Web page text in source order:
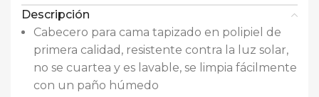
Descripción
Cabecero para cama tapizado en polipiel de
primera calidad, resistente contra la luz solar,
no se cuartea y es lavable, se limpia fácilmente
con un paño húmedo